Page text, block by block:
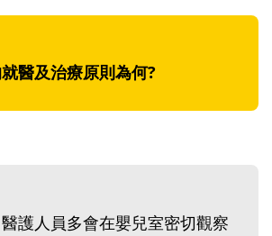
醫及治療原則為何?
護人員多會在嬰兒室密切觀察